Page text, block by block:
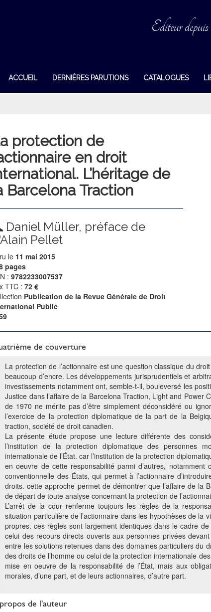
Editeur
ACCUEIL DERNIÈRES PARUTIONS CATALOGUES
protection de
en droit
L’héritage de
Barcelona Traction
Daniel Müller, préface de
Pellet
le 11 mai 2015
pages
:9782233007537
TTC :72 €
Publication de la Revue Générale de Droit
Public
de couverture
La protection de l’actionnaire est une question classique du
beaucoup d’encre. Les développements jurisprudentiels et
investissements notamment ont, semble-t-il, bouleversé les
Justice dans l’affaire de la Barcelona Traction, Light and
de 1970 ne mérite pas d’être simplement déconsidéré ou
l’exercice de la protection diplomatique de la part de la
traction, société de droit canadien.
La présente étude propose une lecture différente des
l’institution de la protection diplomatique des personnes
internationale de l’État. car l’institution de la protection
en oeuvre de cette responsabilité parmi d’autres, notamment
conventionnelle des États, qui permet à l’actionnaire
droits. cette approche permet de démontrer que l’affaire de la
de départ de toute analyse concernant la protection de
L’arrêt de la cour renferme toujours les règles de la
situation particulière de l’actionnaire dans les hypothèses de
propres. ces règles sont largement identiques dans le cadre
celui des recours directs ouverts aux personnes privées
entre les solutions retenues dans des domaines particuliers du
des droits de l’homme ou celui de la protection internationale
mise en oeuvre de la responsabilité de l’État, mais aux
morales, d’une part, et de leurs actionnaires, d’autre part.
de l'auteur